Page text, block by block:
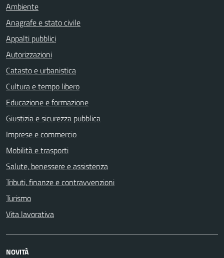
Ambiente
Anagrafe e stato civile
Appalti pubblici
Autorizzazioni
Catasto e urbanistica
Cultura e tempo libero
Educazione e formazione
Giustizia e sicurezza pubblica
Imprese e commercio
Mobilità e trasporti
Salute, benessere e assistenza
Tributi, finanze e contravvenzioni
Turismo
Vita lavorativa
NOVITÀ